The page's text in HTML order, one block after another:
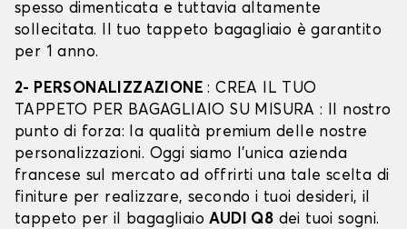
spesso dimenticata e tuttavia altamente
sollecitata. Il tuo tappeto bagagliaio è garantito
per 1 anno.
2- PERSONALIZZAZIONE: CREA IL TUO
TAPPETO PER BAGAGLIAIO SU MISURA : Il nostro
punto di forza: la qualità premium delle nostre
personalizzazioni. Oggi siamo l’unica azienda
francese sul mercato ad offrirti una tale scelta di
finiture per realizzare, secondo i tuoi desideri, il
tappeto per il bagagliaioAUDI Q8 dei tuoi sogni.